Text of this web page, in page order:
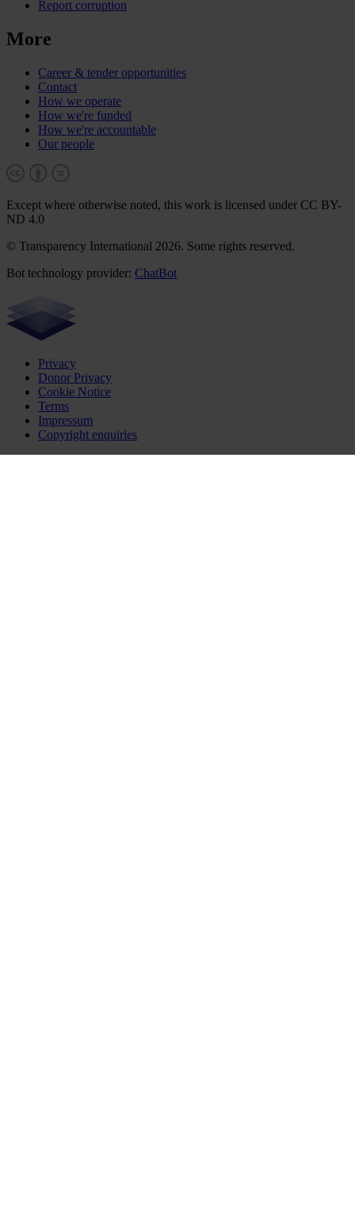
Report corruption
More
Career & tender opportunities
Contact
How we operate
How we're funded
How we're accountable
Our people
Except where otherwise noted, this work is licensed under CC BY-
ND 4.0
© Transparency International 2026. Some rights reserved.
Bot technology provider: ChatBot
Privacy
Donor Privacy
Cookie Notice
Terms
Impressum
Copyright enquiries